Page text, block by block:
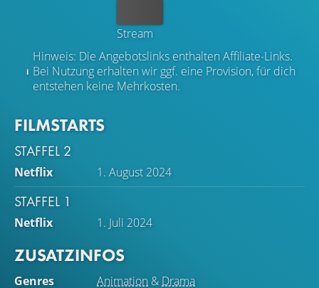
Stream
Hinweis: Die Angebotslinks enthalten Affiliate-Links.
Bei Nutzung erhalten wir ggf. eine Provision, für dich
entstehen keine Mehrkosten.
FILMSTARTS
STAFFEL 2
Netflix 1. August 2024
STAFFEL 1
Netflix 1. Juli 2024
ZUSATZINFOS
Genres Animation & Drama